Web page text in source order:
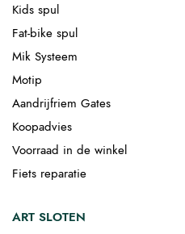
Kids spul
Fat-bike spul
Mik Systeem
Motip
Aandrijfriem Gates
Koopadvies
Voorraad in de winkel
Fiets reparatie
ART SLOTEN